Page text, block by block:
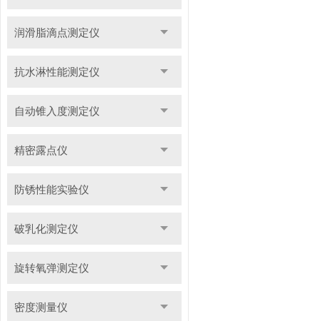
润滑脂滴点测定仪
抗水淋性能测定仪
自动锥入度测定仪
精密露点仪
防锈性能实验仪
破乳化测定仪
旋转氧弹测定仪
密度测量仪